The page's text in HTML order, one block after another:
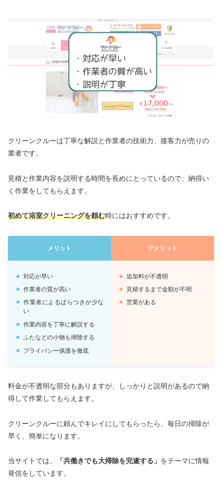
クリーンクルーは丁寧な解説と作業者の技術力、接客力が売りの
業者です。
見積と作業内容を説明する時間を長めにとっているので、納得い
く作業をしてもらえます。
初めて浴室クリーニングを頼む時にはおすすめです。
メリット デメリット
対応が早い
作業者の質が高い
作業者によるばらつきが少な
い
作業内容を丁寧に解説する
ふたなどの小物も掃除する
プライバシー保護を徹底
追加料が不透明
見積するまで金額が不明
営業がある
料金が不透明な部分もありますが、しっかりと説明があるので納
得して作業してもらえます。
クリーンクルーに頼んでキレイにしてもらったら、毎日の掃除が
早く、簡単になります。
当サイトでは、 「共働きでも大掃除を完遂する」 をテーマに情報
発信をしています。